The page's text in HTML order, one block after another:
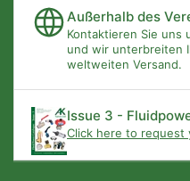
Außerhalb des
Kontaktieren Sie uns
und wir unterbreiten
weltweiten Versand.
Issue 3 -
Click here to request